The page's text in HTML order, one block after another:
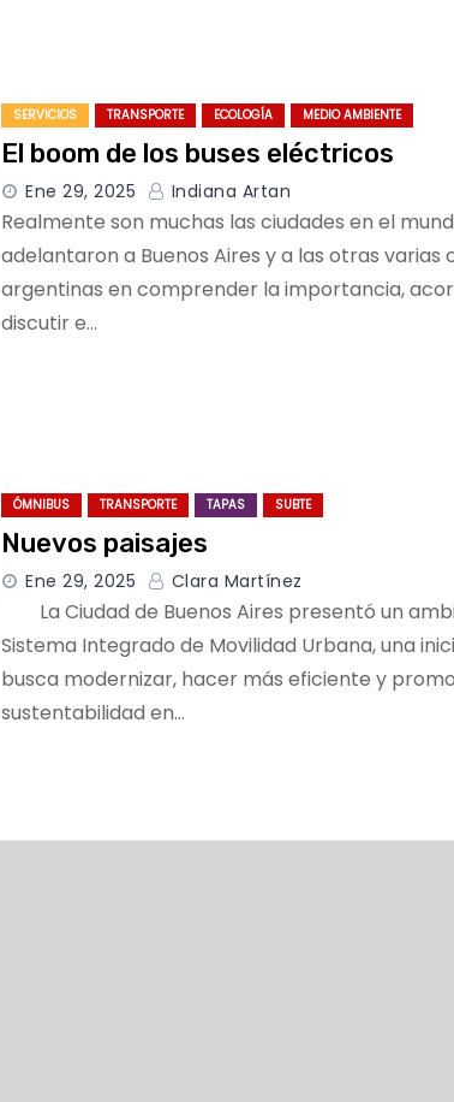
SERVICIOS TRANSPORTE ECOLOGÍA MEDIO AMBIENTE
El boom de los buses eléctricos
Ene 29, 2025 Indiana Artan
Realmente son muchas las ciudades en el
adelantaron a Buenos Aires y a las otras varias
argentinas en comprender la importancia,
discutir e…
ÓMNIBUS TRANSPORTE TAPAS SUBTE
Nuevos paisajes
Ene 29, 2025 Clara Martínez
La Ciudad de Buenos Aires presentó un
Sistema Integrado de Movilidad Urbana, una
busca modernizar, hacer más eficiente y
sustentabilidad en…